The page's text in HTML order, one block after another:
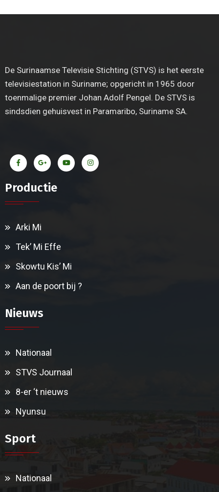
De Surinaamse Televisie Stichting (STVS) is het eerste
televisiestation in Suriname; opgericht in 1965 door
toenmalige premier Johan Adolf Pengel. De STVS is
sindsdien gehuisvest in Paramaribo, Suriname SA.
Productie
Arki Mi
Tek’ Mi Effe
Skowtu Kis’ Mi
Aan de poort bij ?
Nieuws
Nationaal
STVS Journaal
8-er ‘t nieuws
Nyunsu
Sport
Nationaal